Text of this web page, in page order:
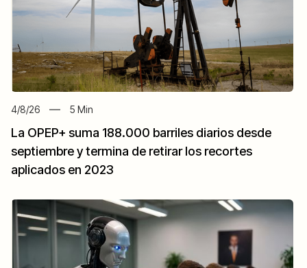
4/8/26 5 Min
La OPEP+ suma 188.000 barriles diarios desde
septiembre y termina de retirar los recortes
aplicados en 2023